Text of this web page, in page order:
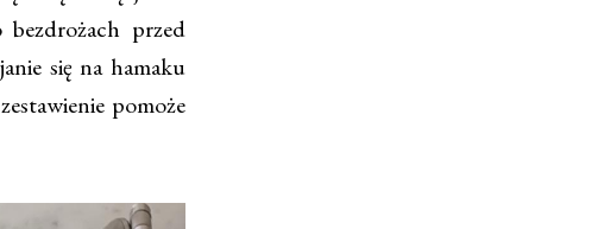
przed
się na hamaku
pomoże